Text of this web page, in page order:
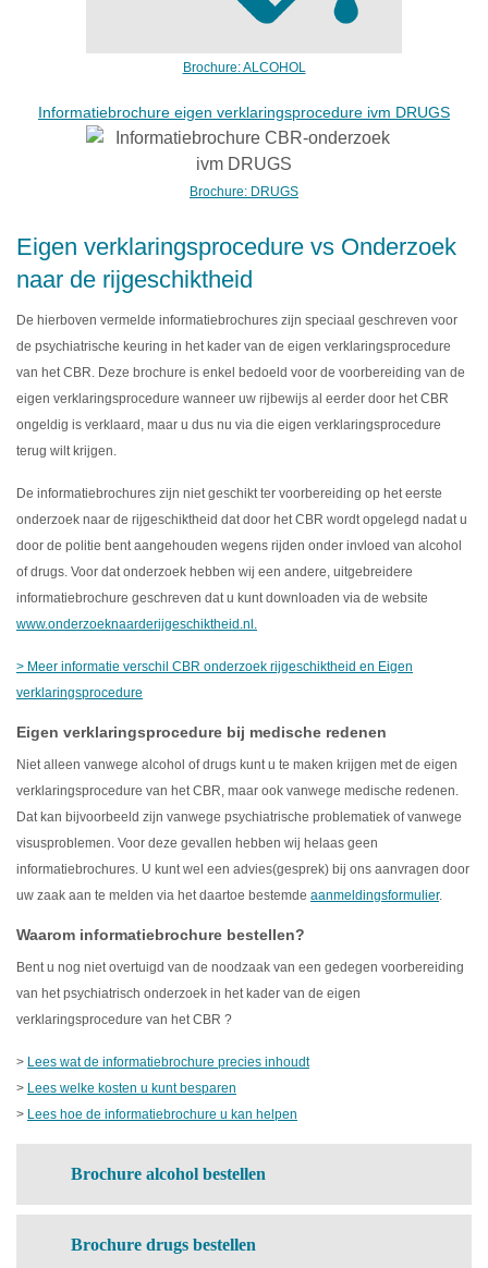
Brochure: ALCOHOL
Informatiebrochure eigen verklaringsprocedure ivm DRUGS
Brochure: DRUGS
Eigen verklaringsprocedure vs Onderzoek
naar de rijgeschiktheid
De hierboven vermelde informatiebrochures zijn speciaal geschreven voor
de psychiatrische keuring in het kader van de eigen verklaringsprocedure
van het CBR. Deze brochure is enkel bedoeld voor de voorbereiding van de
eigen verklaringsprocedure wanneer uw rijbewijs al eerder door het CBR
ongeldig is verklaard, maar u dus nu via die eigen verklaringsprocedure
terug wilt krijgen.
De informatiebrochures zijn niet geschikt ter voorbereiding op het eerste
onderzoek naar de rijgeschiktheid dat door het CBR wordt opgelegd nadat u
door de politie bent aangehouden wegens rijden onder invloed van alcohol
of drugs. Voor dat onderzoek hebben wij een andere, uitgebreidere
informatiebrochure geschreven dat u kunt downloaden via de website
www.onderzoeknaarderijgeschiktheid.nl .
> Meer informatie verschil CBR onderzoek rijgeschiktheid en Eigen
verklaringsprocedure
Eigen verklaringsprocedure bij medische redenen
Niet alleen vanwege alcohol of drugs kunt u te maken krijgen met de eigen
verklaringsprocedure van het CBR, maar ook vanwege medische redenen.
Dat kan bijvoorbeeld zijn vanwege psychiatrische problematiek of vanwege
visusproblemen. Voor deze gevallen hebben wij helaas geen
informatiebrochures. U kunt wel een advies(gesprek) bij ons aanvragen door
uw zaak aan te melden via het daartoe bestemde aanmeldingsformulier.
Waarom informatiebrochure bestellen?
Bent u nog niet overtuigd van de noodzaak van een gedegen voorbereiding
van het psychiatrisch onderzoek in het kader van de eigen
verklaringsprocedure van het CBR ?
> Lees wat de informatiebrochure precies inhoudt
> Lees welke kosten u kunt besparen
> Lees hoe de informatiebrochure u kan helpen
Brochure alcohol bestellen
Brochure drugs bestellen